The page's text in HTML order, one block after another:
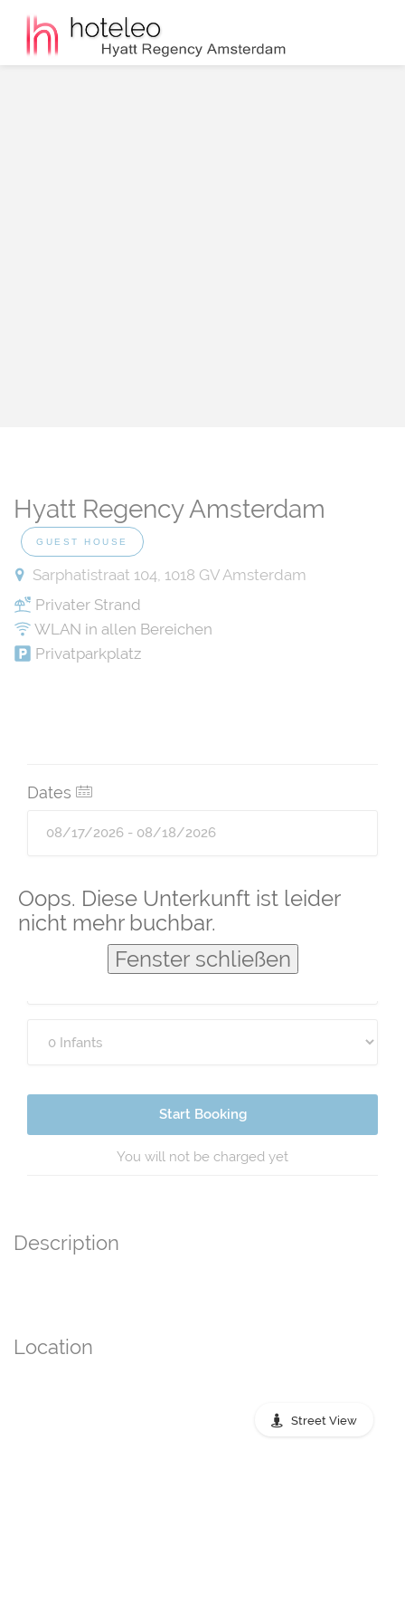
Oops. Diese Unterkunft ist leider
nicht mehr buchbar.
Fenster schließen
Hyatt Regency Amsterdam
GUEST HOUSE
Sarphatistraat 104, 1018 GV Amsterdam
Privater Strand
WLAN in allen Bereichen
Privatparkplatz
Dates
Start Booking
You will not be charged yet
Description
Location
Street View